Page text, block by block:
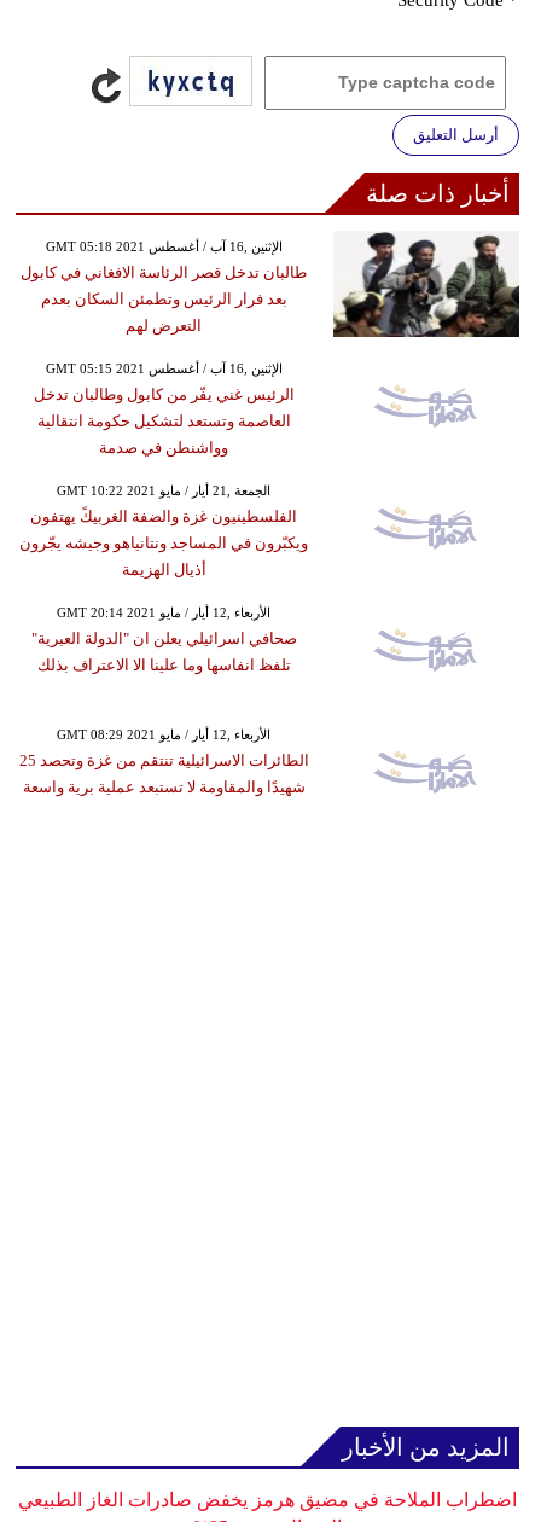
أرسل التعليق
أخبار ذات صلة
GMT 05:18 2021 الإثنين ,16 آب / أغسطس
طالبان تدخل قصر الرئاسة الافغاني في كابول
بعد فرار الرئيس وتطمئن السكان بعدم
التعرض لهم
GMT 05:15 2021 الإثنين ,16 آب / أغسطس
الرئيس غني يفّر من كابول وطالبان تدخل
العاصمة وتستعد لتشكيل حكومة انتقالية
وواشنطن في صدمة
GMT 10:22 2021 الجمعة ,21 أيار / مايو
الفلسطينيون غزة والضفة الغربيكً يهتفون
ويكبّرون في المساجد ونتانياهو وجيشه يجّرون
أذيال الهزيمة
GMT 20:14 2021 الأربعاء ,12 أيار / مايو
صحافي اسرائيلي يعلن ان "الدولة العبرية"
تلفظ انفاسها وما علينا الا الاعتراف بذلك
GMT 08:29 2021 الأربعاء ,12 أيار / مايو
الطائرات الاسرائيلية تنتقم من غزة وتحصد 25
شهيدًا والمقاومة لا تستبعد عملية برية واسعة
المزيد من الأخبار
اضطراب الملاحة في مضيق هرمز يخفض صادرات الغاز الطبيعي